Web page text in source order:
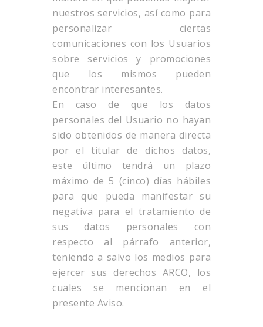
nuestros servicios, así como para
personalizar ciertas
comunicaciones con los Usuarios
sobre servicios y promociones
que los mismos pueden
encontrar interesantes.
En caso de que los datos
personales del Usuario no hayan
sido obtenidos de manera directa
por el titular de dichos datos,
este último tendrá un plazo
máximo de 5 (cinco) días hábiles
para que pueda manifestar su
negativa para el tratamiento de
sus datos personales con
respecto al párrafo anterior,
teniendo a salvo los medios para
ejercer sus derechos ARCO, los
cuales se mencionan en el
presente Aviso.